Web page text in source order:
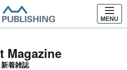
MENU
Magazine
新着雑誌